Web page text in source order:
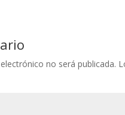
no será publicada.